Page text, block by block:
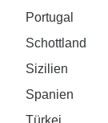
Portugal
Schottland
Sizilien
Spanien